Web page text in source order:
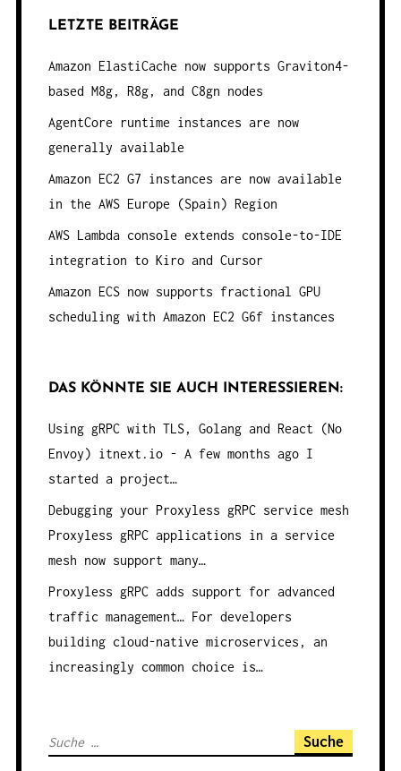
LETZTE BEITRÄGE
Amazon ElastiCache now supports Graviton4-
based M8g, R8g, and C8gn nodes
AgentCore runtime instances are now
generally available
Amazon EC2 G7 instances are now available
in the AWS Europe (Spain) Region
AWS Lambda console extends console-to-IDE
integration to Kiro and Cursor
Amazon ECS now supports fractional GPU
scheduling with Amazon EC2 G6f instances
DAS KÖNNTE SIE AUCH INTERESSIEREN:
Using gRPC with TLS, Golang and React (No
Envoy) itnext.io - A few months ago I
started a project…
Debugging your Proxyless gRPC service mesh
Proxyless gRPC applications in a service
mesh now support many…
Proxyless gRPC adds support for advanced
traffic management…For developers
building cloud-native microservices, an
increasingly common choice is…
S